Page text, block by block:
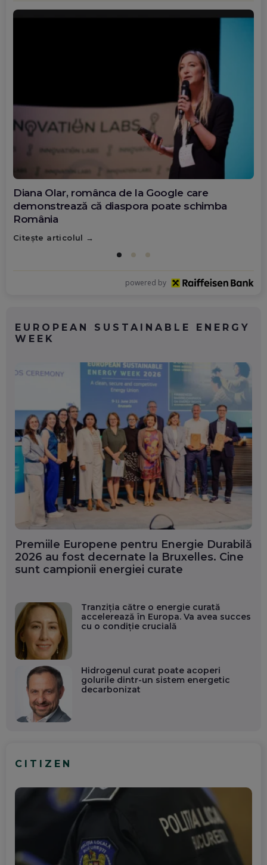
Diana Olar, românca de la Google care
demonstrează că diaspora poate schimba
România
Citește articolul
powered by
EUROPEAN SUSTAINABLE ENERGY
WEEK
Premiile Europene pentru Energie Durabilă
2026 au fost decernate la Bruxelles. Cine
sunt campionii energiei curate
Tranziția către o energie curată
accelerează în Europa. Va avea succes
cu o condiție crucială
Hidrogenul curat poate acoperi
golurile dintr-un sistem energetic
decarbonizat
CITIZEN